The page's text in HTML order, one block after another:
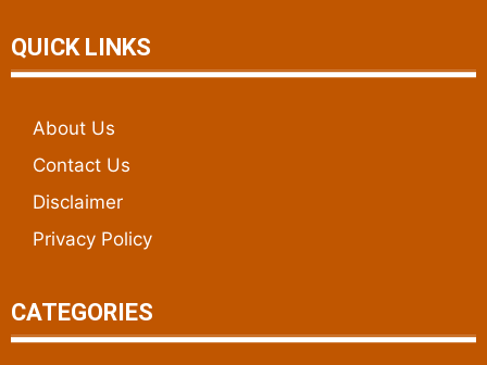
QUICK LINKS
About Us
Contact Us
Disclaimer
Privacy Policy
CATEGORIES